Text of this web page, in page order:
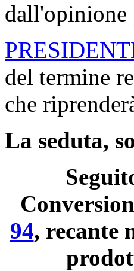
dall'opinione
del termine
che
La seduta,
94, recante